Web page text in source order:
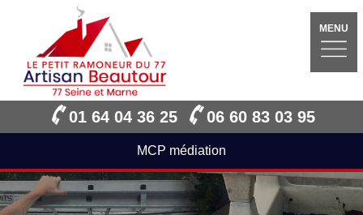
MENU
01 64 04 36 25 06 60 83 03 95
MCP médiation